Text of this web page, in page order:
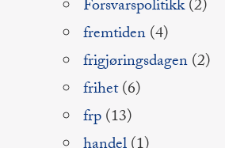
Forsvarspolitikk(2)
fremtiden(4)
frigjøringsdagen(2)
frihet(6)
frp(13)